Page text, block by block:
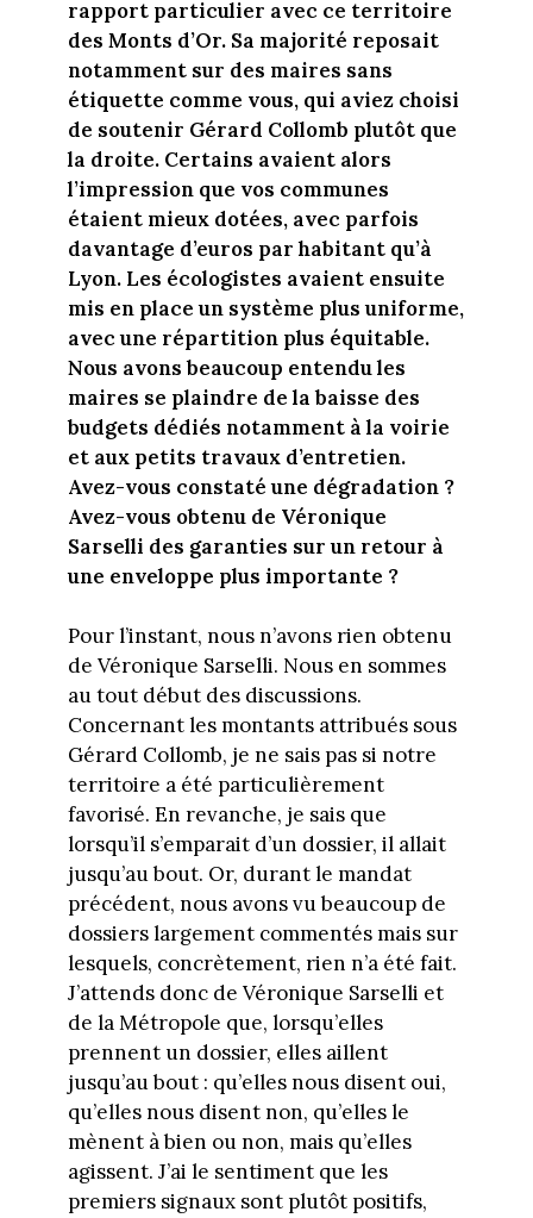
rapport particulier avec ce territoire
des Monts d’Or. Sa majorité reposait
notamment sur des maires sans
étiquette comme vous, qui aviez choisi
de soutenir Gérard Collomb plutôt que
la droite. Certains avaient alors
l’impression que vos communes
étaient mieux dotées, avec parfois
davantage d’euros par habitant qu’à
Lyon. Les écologistes avaient ensuite
mis en place un système plus uniforme,
avec une répartition plus équitable.
Nous avons beaucoup entendu les
maires se plaindre de la baisse des
budgets dédiés notamment à la voirie
et aux petits travaux d’entretien.
Avez-vous constaté une dégradation ?
Avez-vous obtenu de Véronique
Sarselli des garanties sur un retour à
une enveloppe plus importante ?
Pour l’instant, nous n’avons rien obtenu
de Véronique Sarselli. Nous en sommes
au tout début des discussions.
Concernant les montants attribués sous
Gérard Collomb, je ne sais pas si notre
territoire a été particulièrement
favorisé. En revanche, je sais que
lorsqu’il s’emparait d’un dossier, il allait
jusqu’au bout. Or, durant le mandat
précédent, nous avons vu beaucoup de
dossiers largement commentés mais sur
lesquels, concrètement, rien n’a été fait.
J’attends donc de Véronique Sarselli et
de la Métropole que, lorsqu’elles
prennent un dossier, elles aillent
jusqu’au bout : qu’elles nous disent oui,
qu’elles nous disent non, qu’elles le
mènent à bien ou non, mais qu’elles
agissent. J’ai le sentiment que les
premiers signaux sont plutôt positifs,